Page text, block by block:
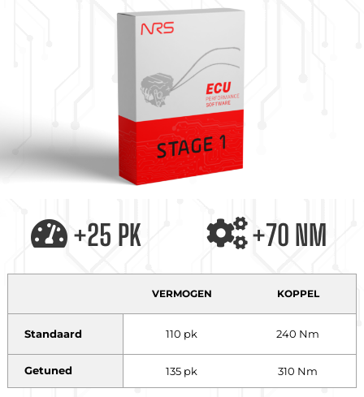
+25 PK +70 NM
VERMOGEN KOPPEL
Standaard 110 pk 240 Nm
Getuned 135 pk 310 Nm